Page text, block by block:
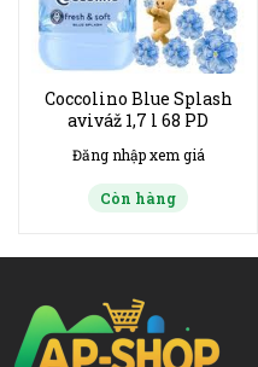
Coccolino Blue Splash
aviváž 1,7 l 68 PD
Đăng nhập xem giá
Còn hàng